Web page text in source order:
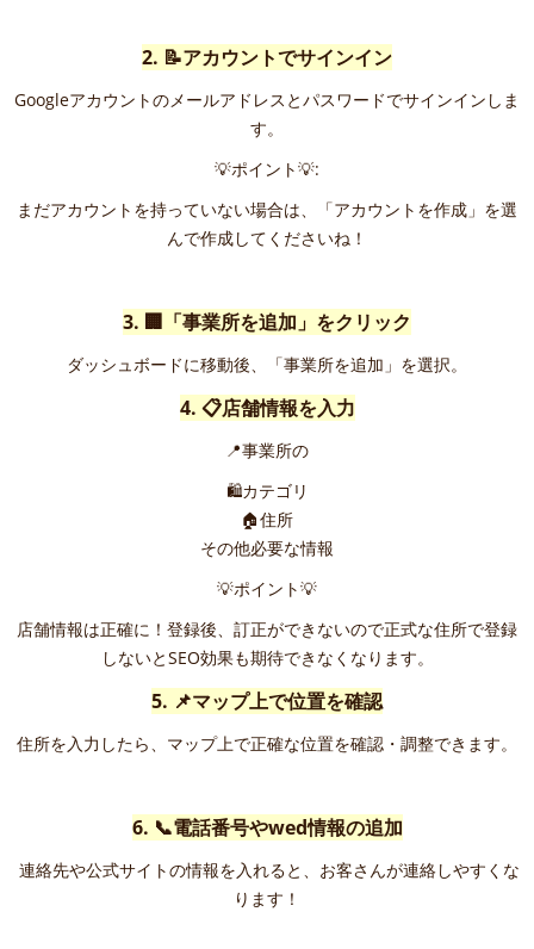
2. 📝アカウントでサインイン
Googleアカウントのメールアドレスとパスワードでサインインしま
す。
💡ポイント💡:
まだアカウントを持っていない場合は、「アカウントを作成」を選
んで作成してくださいね！
3. 🏢「事業所を追加」をクリック
ダッシュボードに移動後、「事業所を追加」を選択。
4. 📋店舗情報を入力
📍事業所の
🛍️カテゴリ
🏠住所
その他必要な情報
💡ポイント💡
店舗情報は正確に！登録後、訂正ができないので正式な住所で登録
しないとSEO効果も期待できなくなります。
5. 📌マップ上で位置を確認
住所を入力したら、マップ上で正確な位置を確認・調整できます。
6. 📞電話番号やwed情報の追加
連絡先や公式サイトの情報を入れると、お客さんが連絡しやすくな
ります！